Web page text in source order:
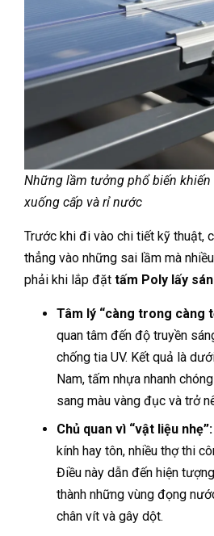
Những lầm tưởng phổ biến khiến
xuống cấp và rỉ nước
Trước khi đi vào chi tiết kỹ thuật,
thẳng vào những sai lầm mà
phải khi lắp đặt tấm Poly lấy
Tâm lý “càng trong càng
quan tâm đến độ truyền
chống tia UV. Kết quả là
Nam, tấm nhựa nhanh
sang màu vàng đục và trở
Chủ quan vì “vật liệu nhẹ”:
kính hay tôn, nhiều thợ thi
Điều này dẫn đến hiện
thành những vùng đọng
chân vít và gây dột.